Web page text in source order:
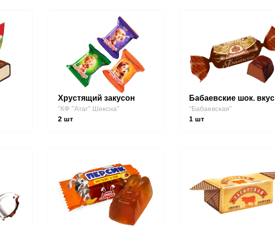
Хрустящий закусон
"КФ "Атаг" Шексна"
2шт
Бабаевские шок. вкус
"Бабаевская"
1 шт